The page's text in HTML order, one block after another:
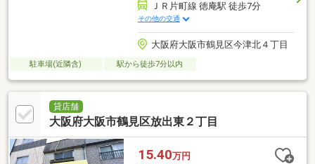
ＪＲ片町線 徳庵駅 徒歩7分
その他の交通
大阪府大阪市鶴見区今津北４丁目
駐車場(近隣含) 駅から徒歩7分以内
貸店舗
大阪府大阪市鶴見区放出東２丁目
15.40万円